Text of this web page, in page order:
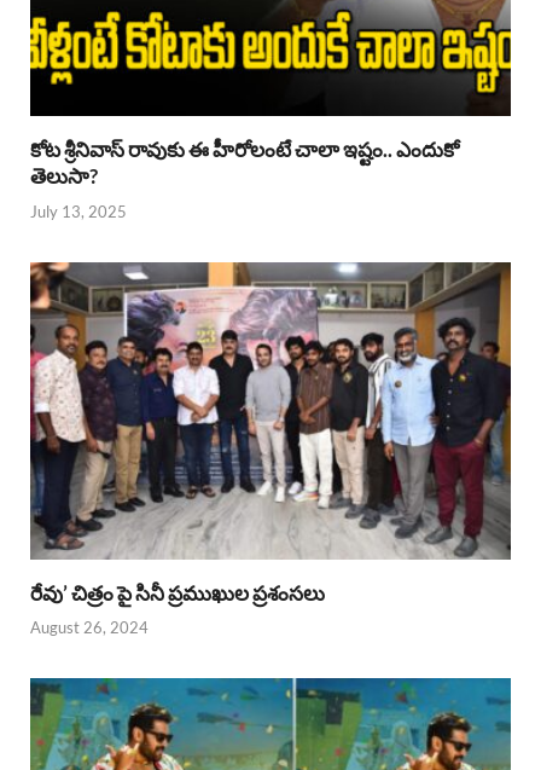
కోట శ్రీనివాస్ రావుకు ఈ హీరోలంటే చాలా ఇష్టం.. ఎందుకో
తెలుసా?
July 13, 2025
రేవు’ చిత్రం పై సినీ ప్రముఖుల ప్రశంసలు
August 26, 2024